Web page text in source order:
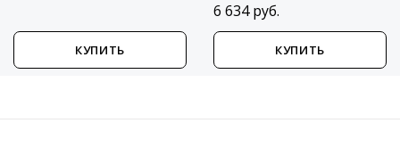
КУПИТЬ
6 634 руб.
КУПИТЬ